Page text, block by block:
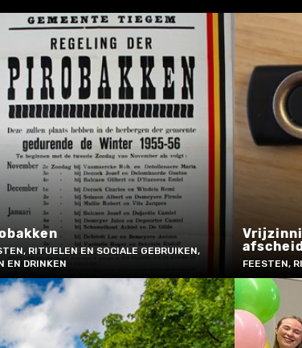
RITUELEN EN SOCIALE GEBRUIKEN,
EN DRINKEN
FEESTEN,